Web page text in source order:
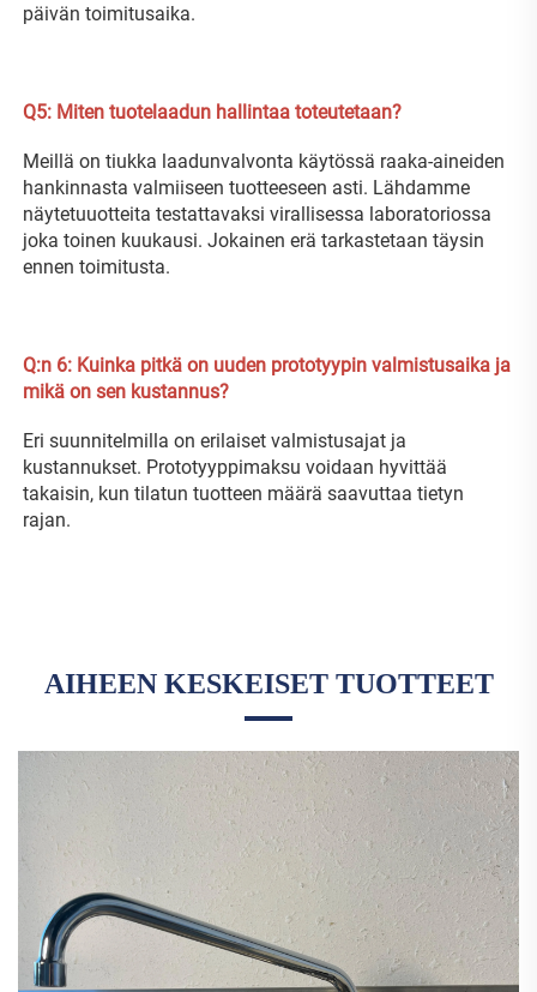
päivän toimitusaika.
Q5: Miten tuotelaadun hallintaa toteutetaan?
Meillä on tiukka laadunvalvonta käytössä raaka-aineiden
hankinnasta valmiiseen tuotteeseen asti. Lähdamme
näytetuuotteita testattavaksi virallisessa laboratoriossa
joka toinen kuukausi. Jokainen erä tarkastetaan täysin
ennen toimitusta.
Q:n 6: Kuinka pitkä on uuden prototyypin valmistusaika ja
mikä on sen kustannus?
Eri suunnitelmilla on erilaiset valmistusajat ja
kustannukset. Prototyyppimaksu voidaan hyvittää
takaisin, kun tilatun tuotteen määrä saavuttaa tietyn
rajan.
AIHEEN KESKEISET TUOTTEET